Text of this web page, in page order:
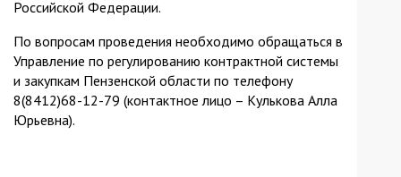
Российской Федерации.
По вопросам проведения необходимо обращаться в
Управление по регулированию контрактной системы
и закупкам Пензенской области по телефону
8(8412)68-12-79 (контактное лицо – Кулькова Алла
Юрьевна).